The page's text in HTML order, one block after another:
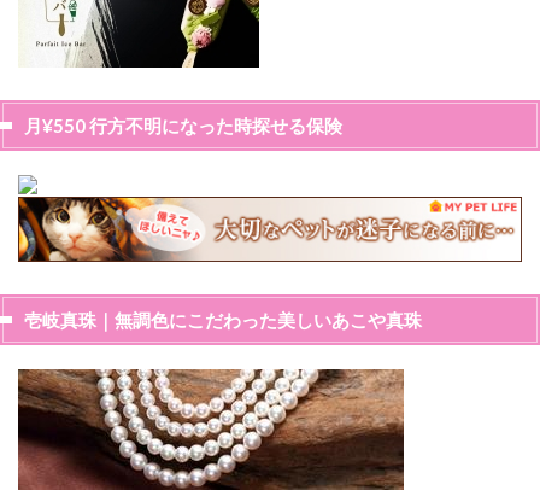
月¥550 行方不明になった時探せる保険
壱岐真珠｜無調色にこだわった美しいあこや真珠